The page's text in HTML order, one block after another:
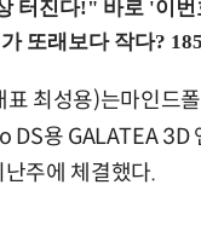
최성용)는마인드
용 GALATEA 3D
주에 체결했다.